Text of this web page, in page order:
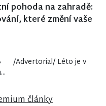
pohoda na zahradě:
které změní vaše
/Advertorial/ Léto je v
články